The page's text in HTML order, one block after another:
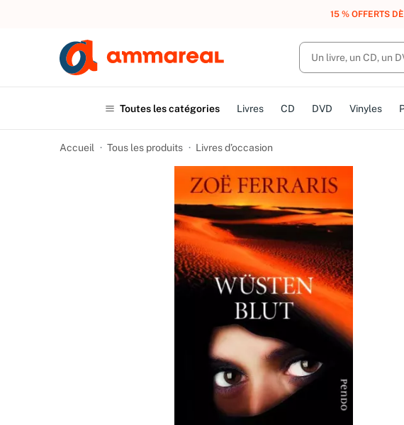
UN ACHAT, DES POINTS, DES
Toutes les catégories Livres CD DVD Vinyles
Accueil Tous les produits Livres d’occasion